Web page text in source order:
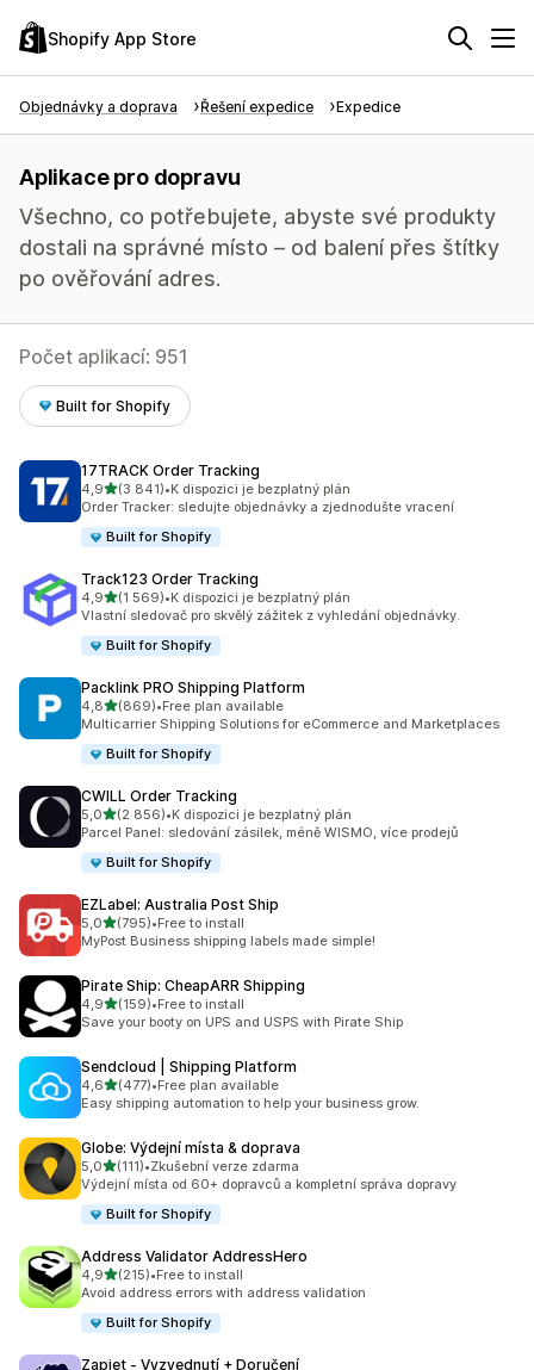
Shopify App Store
Objednávky a doprava Řešení expedice Expedice
Aplikace pro dopravu
Všechno, co potřebujete, abyste své produkty
dostali na správné místo – od balení přes štítky
po ověřování adres.
Počet aplikací: 951
Built for Shopify
17TRACK Order Tracking
4,9z 5 hvězd
(3 841)
Celkový počet recenzí: 3841
•K dispozici je bezplatný plán
Order Tracker: sledujte objednávky a zjednodušte vracení
Built for Shopify
Track123 Order Tracking
4,9z 5 hvězd
(1 569)
Celkový počet recenzí: 1569
•K dispozici je bezplatný plán
Vlastní sledovač pro skvělý zážitek z vyhledání objednávky.
Built for Shopify
Packlink PRO Shipping Platform
4,8z 5 hvězd
(869)
Celkový počet recenzí: 869
•Free plan available
Multicarrier Shipping Solutions for eCommerce and Marketplaces
Built for Shopify
CWILL Order Tracking
5,0z 5 hvězd
(2 856)
Celkový počet recenzí: 2856
•K dispozici je bezplatný plán
Parcel Panel: sledování zásilek, méně WISMO, více prodejů
Built for Shopify
EZLabel: Australia Post Ship
5,0z 5 hvězd
(795)
Celkový počet recenzí: 795
•Free to install
MyPost Business shipping labels made simple!
Pirate Ship: CheapARR Shipping
4,9z 5 hvězd
(159)
Celkový počet recenzí: 159
•Free to install
Save your booty on UPS and USPS with Pirate Ship
Sendcloud | Shipping Platform
4,6z 5 hvězd
(477)
Celkový počet recenzí: 477
•Free plan available
Easy shipping automation to help your business grow.
Globe: Výdejní místa & doprava
5,0z 5 hvězd
(111)
Celkový počet recenzí: 111
•Zkušební verze zdarma
Výdejní místa od 60+ dopravců a kompletní správa dopravy
Built for Shopify
Address Validator AddressHero
4,9z 5 hvězd
(215)
Celkový počet recenzí: 215
•Free to install
Avoid address errors with address validation
Built for Shopify
Zapiet ‑ Vyzvednutí + Doručení